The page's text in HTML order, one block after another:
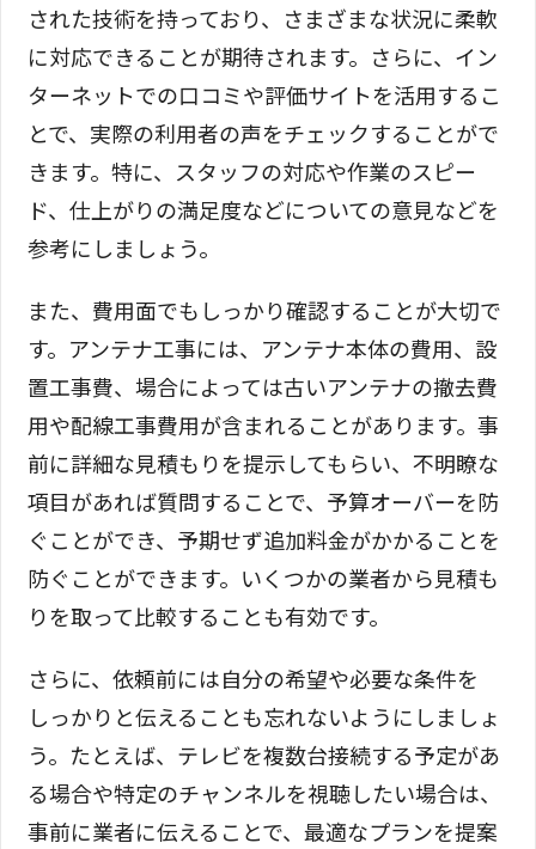
された技術を持っており、さまざまな状況に柔軟
に対応できることが期待されます。さらに、イン
ターネットでの口コミや評価サイトを活用するこ
とで、実際の利用者の声をチェックすることがで
きます。特に、スタッフの対応や作業のスピー
ド、仕上がりの満足度などについての意見などを
参考にしましょう。
また、費用面でもしっかり確認することが大切で
す。アンテナ工事には、アンテナ本体の費用、設
置工事費、場合によっては古いアンテナの撤去費
用や配線工事費用が含まれることがあります。事
前に詳細な見積もりを提示してもらい、不明瞭な
項目があれば質問することで、予算オーバーを防
ぐことができ、予期せず追加料金がかかることを
防ぐことができます。いくつかの業者から見積も
りを取って比較することも有効です。
さらに、依頼前には自分の希望や必要な条件を
しっかりと伝えることも忘れないようにしましょ
う。たとえば、テレビを複数台接続する予定があ
る場合や特定のチャンネルを視聴したい場合は、
事前に業者に伝えることで、最適なプランを提案